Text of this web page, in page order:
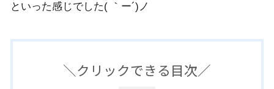
といった感じでした( ｀ー´)ノ
＼クリックできる目次／